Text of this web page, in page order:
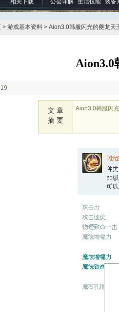
相关下载
公会详解
生活技能 装备
> 游戏基本资料 > Aion3.0韩服闪光的夔龙天
Aion3.0
文 章
摘 要
Aion3.0韩服闪